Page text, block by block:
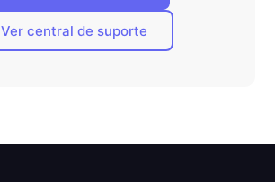
Ver central de suporte